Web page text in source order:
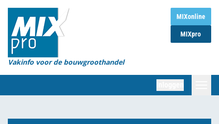
MIXonline
MIXpro
Vakinfo voor de bouwgroothandel
Home
Magazines
Organisaties